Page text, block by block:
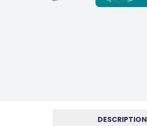
DESCRIPTION